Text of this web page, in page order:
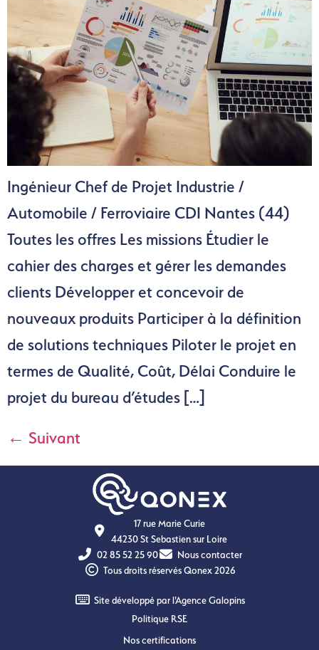
Ingénieur Chef de Projet Industrie /
Automobile / Ferroviaire CDI Nantes (44)
Toutes les offres Les missions Étudier le
cahier des charges et gérer les demandes
clients Développer et concevoir de
nouveaux produits Participer à la définition
de solutions techniques Piloter le projet en
termes de Qualité, Coût, Délai Conduire le
projet du bureau d’études […]
← Suivant
17 rue Marie Curie
44230 St Sebastien sur Loire
02 85 52 25 90
Nous contacter
Tous droits réservés Qonex 2026
Site développé par l'Agence Galopins
Politique RSE
Nos certifications